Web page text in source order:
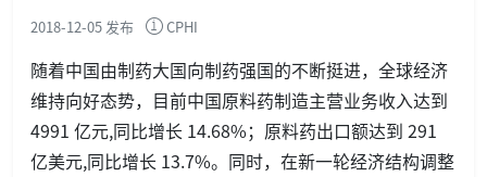
2018-12-05 发布 CPHI
随着中国由制药大国向制药强国的不断挺进，全球经济
维持向好态势，目前中国原料药制造主营业务收入达到
4991 亿元,同比增长 14.68%；原料药出口额达到 291
亿美元,同比增长 13.7%。同时，在新一轮经济结构调整